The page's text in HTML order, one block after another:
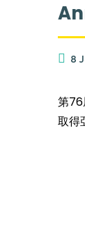
8
第76
取得